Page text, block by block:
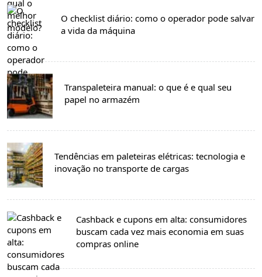
O checklist diário: como o operador pode salvar
a vida da máquina
Transpaleteira manual: o que é e qual seu
papel no armazém
Tendências em paleteiras elétricas: tecnologia e
inovação no transporte de cargas
Cashback e cupons em alta: consumidores
buscam cada vez mais economia em suas
compras online